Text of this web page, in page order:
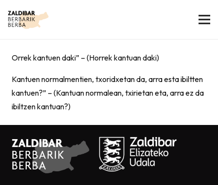
Orrek kantuen daki” – (Horrek kantuan daki)
Kantuen normalmentien, txoridxetan da, arra esta ibiltten
kantuen?” – (Kantuan normalean, txirietan eta, arra ez da
ibiltzen kantuan?)